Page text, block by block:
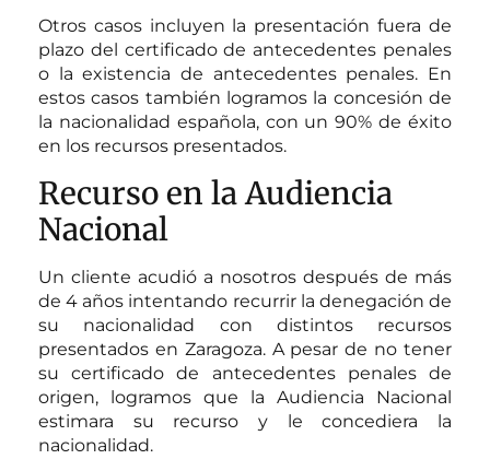
Otros casos incluyen la presentación fuera de
plazo del certificado de antecedentes penales
o la existencia de antecedentes penales. En
estos casos también logramos la concesión de
la nacionalidad española, con un 90% de éxito
en los recursos presentados.
Recurso en la Audiencia
Nacional
Un cliente acudió a nosotros después de más
de 4 años intentando recurrir la denegación de
su nacionalidad con distintos recursos
presentados en Zaragoza. A pesar de no tener
su certificado de antecedentes penales de
origen, logramos que la Audiencia Nacional
estimara su recurso y le concediera la
nacionalidad.